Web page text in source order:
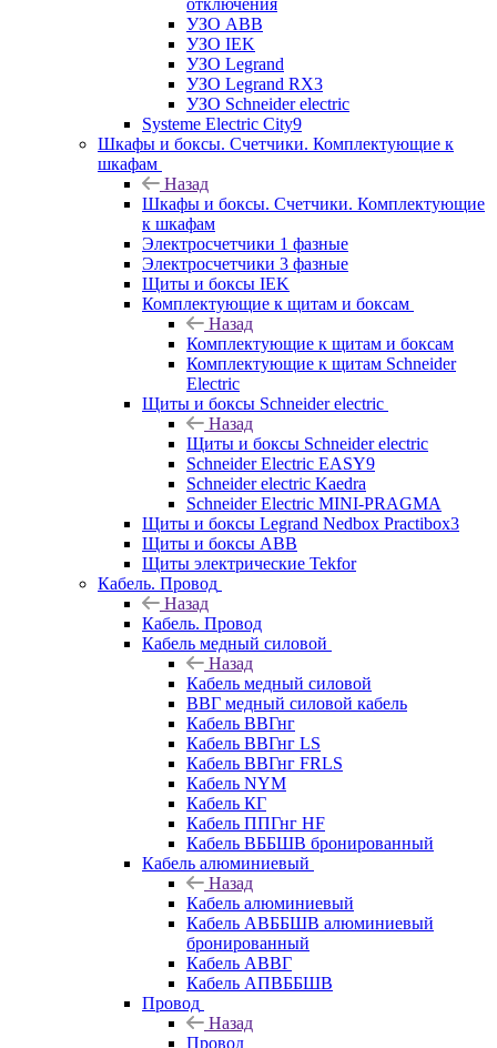
УЗО ABB
УЗО IEK
УЗО Legrand
УЗО Legrand RX3
УЗО Schneider electric
Systeme Electric City9
Шкафы и боксы. Счетчики. Комплектующие к
шкафам
Назад
Шкафы и боксы. Счетчики. Комплектующие
к шкафам
Электросчетчики 1 фазные
Электросчетчики 3 фазные
Щиты и боксы IEK
Комплектующие к щитам и боксам
Назад
Комплектующие к щитам и боксам
Комплектующие к щитам Schneider
Electric
Щиты и боксы Schneider electric
Назад
Щиты и боксы Schneider electric
Schneider Electric EASY9
Schneider electric Kaedra
Schneider Electric MINI-PRAGMA
Щиты и боксы Legrand Nedbox Practibox3
Щиты и боксы ABB
Щиты электрические Tekfor
Кабель. Провод
Назад
Кабель. Провод
Кабель медный силовой
Назад
Кабель медный силовой
ВВГ медный силовой кабель
Кабель ВВГнг
Кабель ВВГнг LS
Кабель ВВГнг FRLS
Кабель NYM
Кабель КГ
Кабель ППГнг HF
Кабель ВББШВ бронированный
Кабель алюминиевый
Назад
Кабель алюминиевый
Кабель АВББШВ алюминиевый
бронированный
Кабель АВВГ
Кабель АПВББШВ
Провод
Назад
Провод